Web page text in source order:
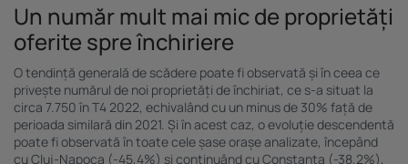
Un număr mult mai mic de proprietăți
oferite spre închiriere
O tendință generală de scădere poate fi observată și în ceea ce
privește numărul de noi proprietăți de închiriat, ce s-a situat la
circa 7.750 în T4 2022, echivalând cu un minus de 30% față de
perioada similară din 2021. Și în acest caz, o evoluție descendentă
poate fi observată în toate cele șase orașe analizate, începând
cu Cluj-Napoca (-45,4%) și continuând cu Constanța (-38,2%),